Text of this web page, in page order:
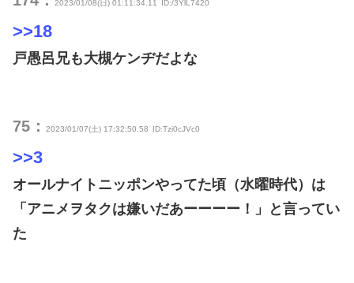
2023/01/08(日) 01:11:34.11 ID:/3YlL7420
>>18
戸愚呂兄も大槻ケンヂだよな
75： 2023/01/07(土) 17:32:50.58 ID:Tzi0cJVc0
>>3
オールナイトニッポンやってた頃（水曜時代）は
「アニメヲタクは嫌いだあーーーー！」と言ってい
た